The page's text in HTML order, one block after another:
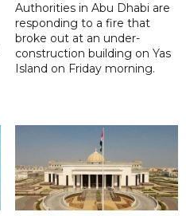
Authorities in Abu Dhabi are
responding to a fire that
broke out at an under-
construction building on Yas
Island on Friday morning.